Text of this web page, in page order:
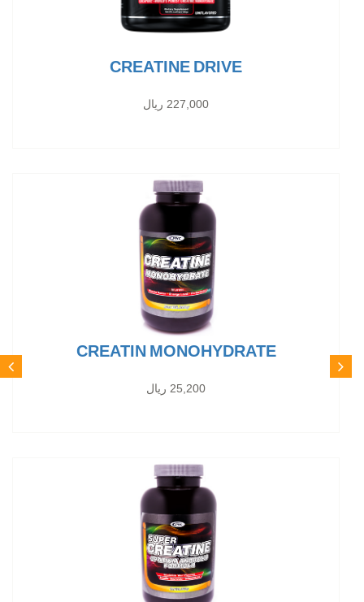
CREATINE DRIVE
227,000 ریال
CREATIN MONOHYDRATE
25,200 ریال